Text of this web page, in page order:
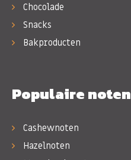
Chocolade
Snacks
Bakproducten
Populaire noten
Cashewnoten
Hazelnoten